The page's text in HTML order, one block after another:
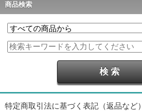
商品検索
特定商取引法に基づく表記（返品など）